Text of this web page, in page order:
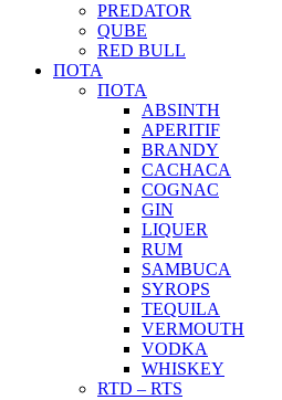
PREDATOR
QUBE
RED BULL
ΠΟΤΑ
ΠΟΤΑ
ABSINTH
APERITIF
BRANDY
CACHACA
COGNAC
GIN
LIQUER
RUM
SAMBUCA
SYROPS
TEQUILA
VERMOUTH
VODKA
WHISKEY
RTD – RTS